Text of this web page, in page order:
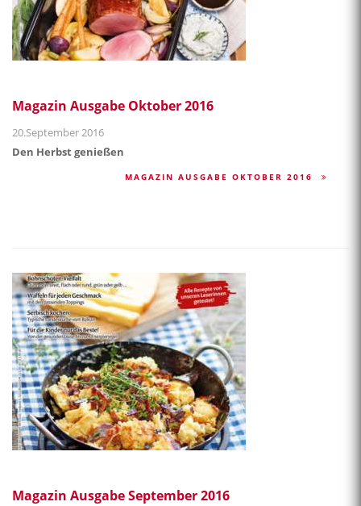
Magazin Ausgabe Oktober 2016
20.September 2016
Den Herbst genießen
MAGAZIN AUSGABE OKTOBER 2016
Magazin Ausgabe September 2016